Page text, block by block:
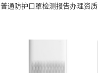
普通防护口罩检测报告办理资质